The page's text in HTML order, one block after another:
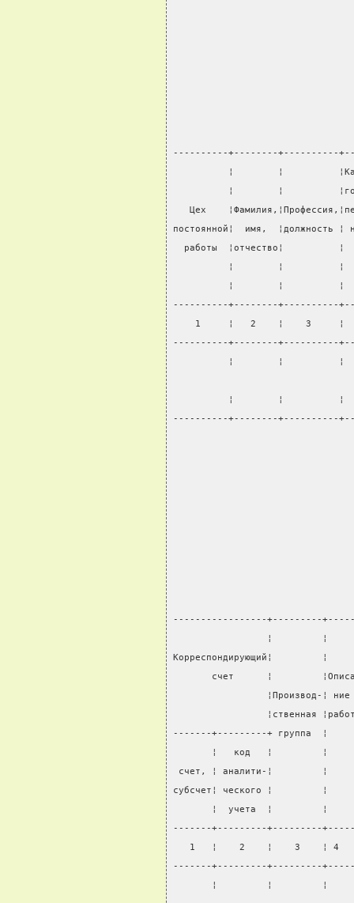
----------+--------+----------
¦        ¦
¦        ¦
Цех
постоянной¦  имя,  ¦должность ¦
работы  ¦отчество¦          ¦
¦        ¦          ¦
¦        ¦          ¦
----------+--------+----------
1     ¦   2    ¦    3     ¦
----------+--------+----------
¦        ¦          ¦
¦        ¦          ¦
----------+--------+----------
-----------------+---------
¦         ¦
Корреспондирующий¦
счет      ¦
¦Производ-¦
¦ственная
-------+---------+ группа  ¦      ¦
¦   код   ¦         ¦
счет, ¦ аналити-¦         ¦
субсчет¦ ческого ¦         ¦
¦  учета  ¦         ¦
-------+---------+---------
1   ¦    2    ¦    3    ¦ 4
-------+---------+---------
¦         ¦         ¦